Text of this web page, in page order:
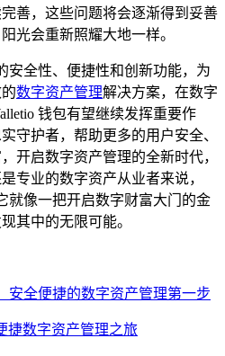
善，这些问题将会逐渐得到妥善
光会重新照耀大地一样。
安全性、便捷性和创新功能，为
数字资产管理解决方案，在数字
钱包有望继续发挥重要作
守护者，帮助更多的用户安全、
开启数字资产管理的全新时代，
专业的数字资产从业者来说，
就像一把开启数字财富大门的金
其中的无限可能。
安全便捷的数字资产管理第一步
捷数字资产管理之旅